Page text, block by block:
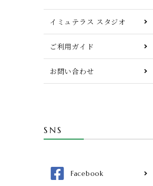
イミュテラス スタジオ
ご利用ガイド
お問い合わせ
SNS
Facebook